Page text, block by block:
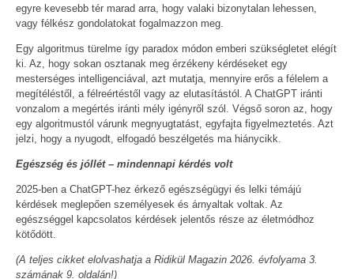
egyre kevesebb tér marad arra, hogy valaki bizonytalan lehessen,
vagy félkész gondolatokat fogalmazzon meg.
Egy algoritmus türelme így paradox módon emberi szükségletet elégít
ki. Az, hogy sokan osztanak meg érzékeny kérdéseket egy
mesterséges intelligenciával, azt mutatja, mennyire erős a félelem a
megítéléstől, a félreértéstől vagy az elutasítástól. A ChatGPT iránti
vonzalom a megértés iránti mély igényről szól. Végső soron az, hogy
egy algoritmustól várunk megnyugtatást, egyfajta figyelmeztetés. Azt
jelzi, hogy a nyugodt, elfogadó beszélgetés ma hiánycikk.
Egészség és jóllét – mindennapi kérdés volt
2025-ben a ChatGPT-hez érkező egészségügyi és lelki témájú
kérdések meglepően személyesek és árnyaltak voltak. Az
egészséggel kapcsolatos kérdések jelentős része az életmódhoz
kötődött.
(A teljes cikket elolvashatja a Ridikül Magazin 2026. évfolyama 3.
számának 9. oldalán!)